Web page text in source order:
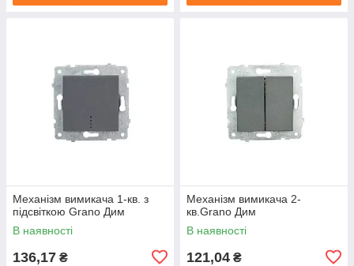
Механізм вимикача 1-кв. з
підсвіткою Grano Дим
В наявності
136,17 ₴
Механізм вимикача 2-
кв.Grano Дим
В наявності
121,04 ₴